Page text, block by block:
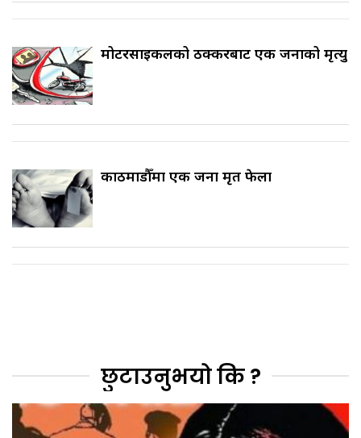
मोटरसाइकलको ठक्करबाट एक जनाको मृत्यु
काठमाडौँमा एक जना मृत फेला
छुटाउनुभयो कि ?